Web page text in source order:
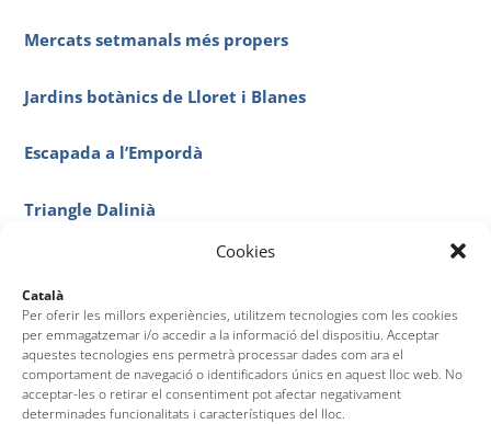
Cookies
Català
Per oferir les millors experiències, utilitzem tecnologies com les cookies
per emmagatzemar i/o accedir a la informació del dispositiu. Acceptar
aquestes tecnologies ens permetrà processar dades com ara el
comportament de navegació o identificadors únics en aquest lloc web. No
acceptar-les o retirar el consentiment pot afectar negativament
determinades funcionalitats i característiques del lloc.
Mercats setmanals més propers
Jardins botànics de Lloret i Blanes
Escapada a l’Empordà
Triangle Dalinià